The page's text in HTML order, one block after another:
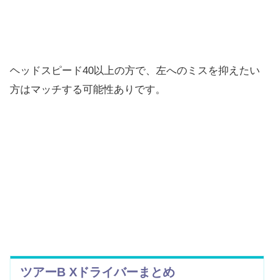
ヘッドスピード40以上の方で、左へのミスを抑えたい
方はマッチする可能性ありです。
ツアーB Xドライバーまとめ